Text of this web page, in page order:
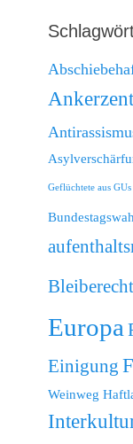
Geflüchtete aus GUs
Bleiberecht
Europa
Einigung
Weinweg